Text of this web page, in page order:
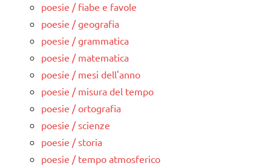
poesie / fiabe e favole
poesie / geografia
poesie / grammatica
poesie / matematica
poesie / mesi dell'anno
poesie / misura del tempo
poesie / ortografia
poesie / scienze
poesie / storia
poesie / tempo atmosferico